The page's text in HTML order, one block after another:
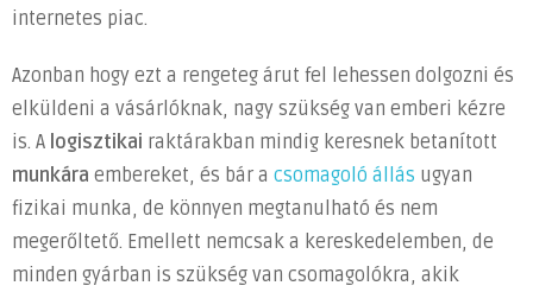
internetes piac.
Azonban hogy ezt a rengeteg árut fel lehessen dolgozni és
elküldeni a vásárlóknak, nagy szükség van emberi kézre
is. A logisztikai raktárakban mindig keresnek betanított
munkára embereket, és bár a csomagoló állás ugyan
fizikai munka, de könnyen megtanulható és nem
megerőltető. Emellett nemcsak a kereskedelemben, de
minden gyárban is szükség van csomagolókra, akik